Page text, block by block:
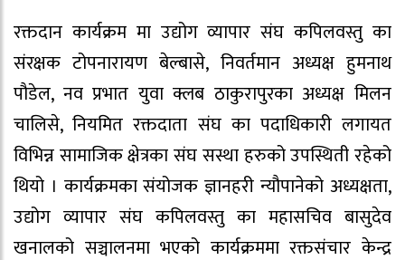
रक्तदान कार्यक्रम मा उद्योग व्यापार संघ कपिलवस्तु का
संरक्षक टोपनारायण बेल्बासे, निवर्तमान अध्यक्ष हुमनाथ
पौडेल, नव प्रभात युवा क्लब ठाकुरापुरका अध्यक्ष मिलन
चालिसे, नियमित रक्तदाता संघ का पदाधिकारी लगायत
विभिन्न सामाजिक क्षेत्रका संघ सस्था हरुको उपस्थिती रहेको
थियो । कार्यक्रमका संयोजक ज्ञानहरी न्यौपानेको अध्यक्षता,
उद्योग व्यापार संघ कपिलवस्तु का महासचिव बासुदेव
खनालको सञ्चालनमा भएको कार्यक्रममा रक्तसंचार केन्द्र